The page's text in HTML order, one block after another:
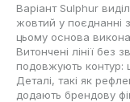
Варіант Sulphur
жовтий у поєднанні
цьому основа
Витончені лінії без
подовжують контур:
Деталі, такі як
додають брендову